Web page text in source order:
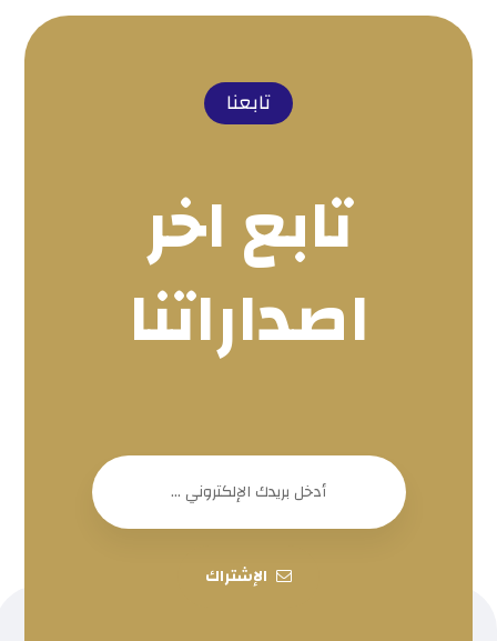
تابعنا
تابع اخر
اصداراتنا
الإشتراك